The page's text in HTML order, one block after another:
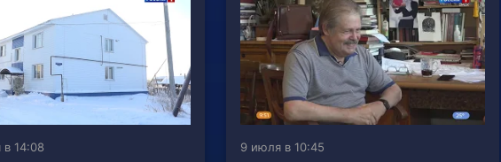
в 14:08 9 июля в 10:45